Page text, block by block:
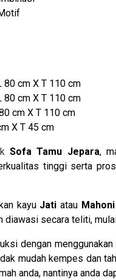
80 cm X T 110 cm
80 cm X T 110 cm
cm X T 110 cm
X T 45 cm
Sofa Tamu Jepara,
tinggi serta
kayu Jati atau Mahoni
diawasi secara teliti,
dengan
mudah kempes dan
anda, nantinya anda